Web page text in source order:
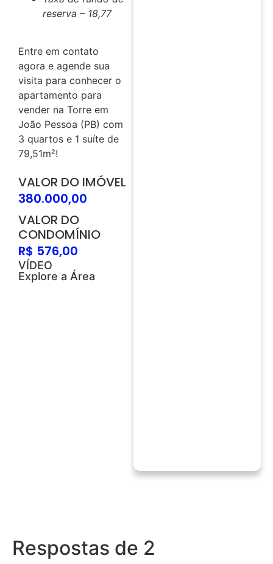
reserva – 18,77
Entre em contato
agora e agende sua
visita para conhecer o
apartamento para
vender na Torre em
João Pessoa (PB) com
3 quartos e 1 suíte de
79,51m²!
VALOR DO IMÓVEL
380.000,00
VALOR DO
CONDOMÍNIO
R$ 576,00
VÍDEO
Explore a Área
Respostas de 2